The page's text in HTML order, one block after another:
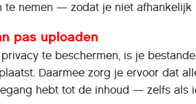
te nemen — zodat je niet afhankelijk
pas uploaden
te beschermen, is je
Daarmee zorg je ervoor dat
hebt tot de inhoud — zelfs als